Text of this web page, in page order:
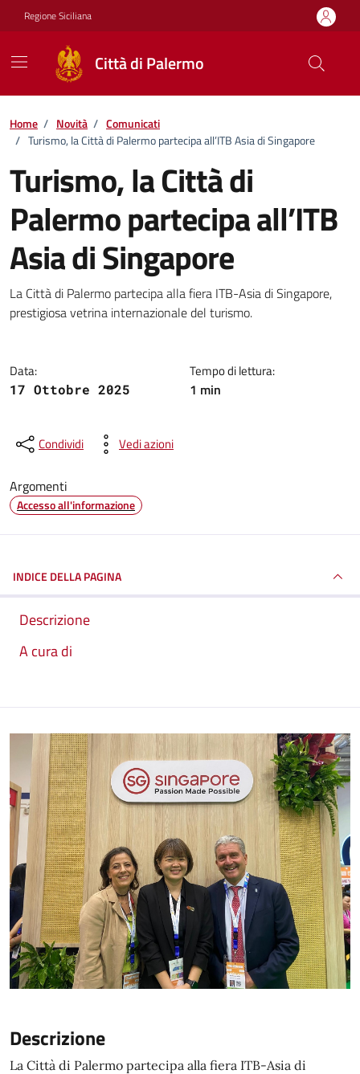
Vai ai contenuti
Vai al footer
Regione Siciliana
Città di Palermo
Home / Novità / Comunicati
/ Turismo, la Città di Palermo partecipa all’ITB Asia di Singapore
Turismo, la Città di
Palermo partecipa all’ITB
Asia di Singapore
Dettagli della notizia
La Città di Palermo partecipa alla fiera ITB-Asia di Singapore,
prestigiosa vetrina internazionale del turismo.
Data:
17 Ottobre 2025
Tempo di lettura:
1 min
Condividi Vedi azioni
Argomenti
Accesso all'informazione
INDICE DELLA PAGINA
Descrizione
A cura di
Descrizione
La Città di Palermo partecipa alla fiera ITB-Asia di